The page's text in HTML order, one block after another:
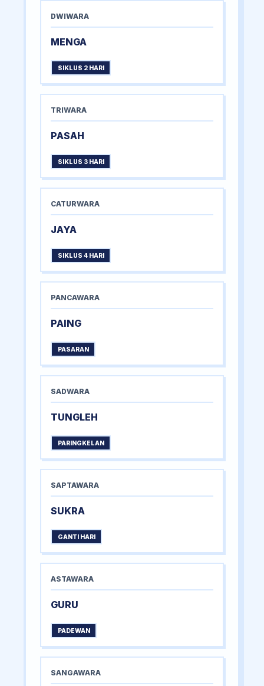
DWIWARA
MENGA
SIKLUS 2 HARI
TRIWARA
PASAH
SIKLUS 3 HARI
CATURWARA
JAYA
SIKLUS 4 HARI
PANCAWARA
PAING
PASARAN
SADWARA
TUNGLEH
PARINGKELAN
SAPTAWARA
SUKRA
GANTI HARI
ASTAWARA
GURU
PADEWAN
SANGAWARA